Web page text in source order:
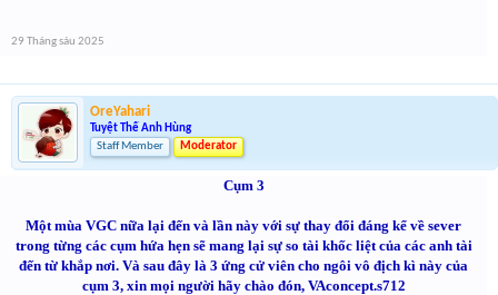
29 Tháng sáu 2025
OreYahari
Tuyệt Thế Anh Hùng
Staff Member
Moderator
Cụm 3
Một mùa VGC nữa lại đến và lần này với sự thay đổi đáng kể về sever
trong từng các cụm hứa hẹn sẽ mang lại sự so tài khốc liệt của các anh tài
đến từ khắp nơi. Và sau đây là 3 ứng cử viên cho ngôi vô địch kì này của
cụm 3, xin mọi người hãy chào đón, VAconcept.s712